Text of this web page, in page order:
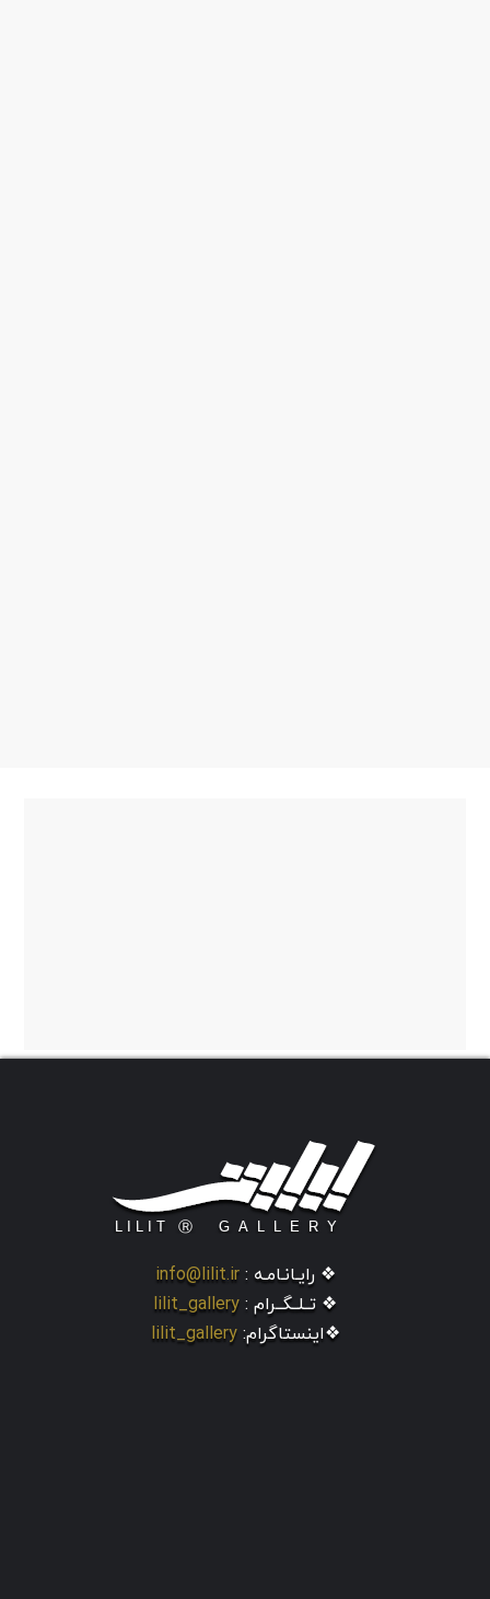
❖ رایـانـامـه : info@lilit.ir
❖ تــلــگــرام : lilit_gallery
❖اینستاگرام: lilit_gallery